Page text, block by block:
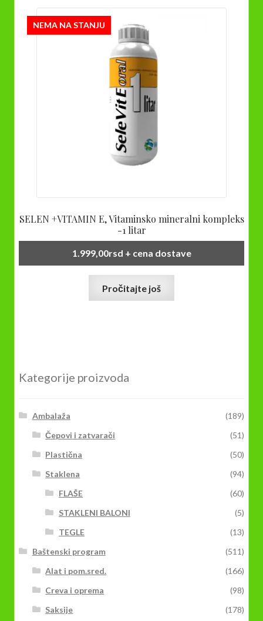
NEMA NA STANJU
SELEN +VITAMIN E, Vitaminsko mineralni kompleks
-1 litar
1.999,00rsd + cena dostave
Pročitajte još
Kategorije proizvoda
Ambalaža
(189)
Čepovi i zatvarači
(51)
Plastična
(50)
Staklena
(94)
FLAŠE
(60)
STAKLENI BALONI
(5)
TEGLE
(13)
Baštenski program
(511)
Alat i pom.sred.
(166)
Creva i oprema
(98)
Saksije
(178)